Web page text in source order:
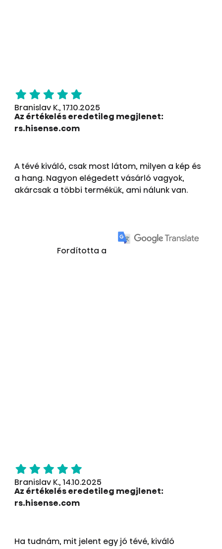
Branislav K., 17.10.2025
Az értékelés eredetileg megjlenet:
rs.hisense.com
A tévé kiváló, csak most látom, milyen a kép és
a hang. Nagyon elégedett vásárló vagyok,
akárcsak a többi termékük, ami nálunk van.
Fordította a
Branislav K., 14.10.2025
Az értékelés eredetileg megjlenet:
rs.hisense.com
Ha tudnám, mit jelent egy jó tévé, kiváló